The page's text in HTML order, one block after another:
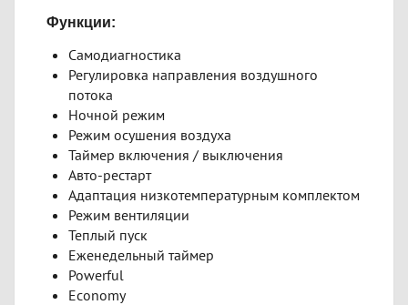
Функции:
Самодиагностика
Регулировка направления воздушного
потока
Ночной режим
Режим осушения воздуха
Таймер включения / выключения
Авто-рестарт
Адаптация низкотемпературным комплектом
Режим вентиляции
Теплый пуск
Еженедельный таймер
Powerful
Economy